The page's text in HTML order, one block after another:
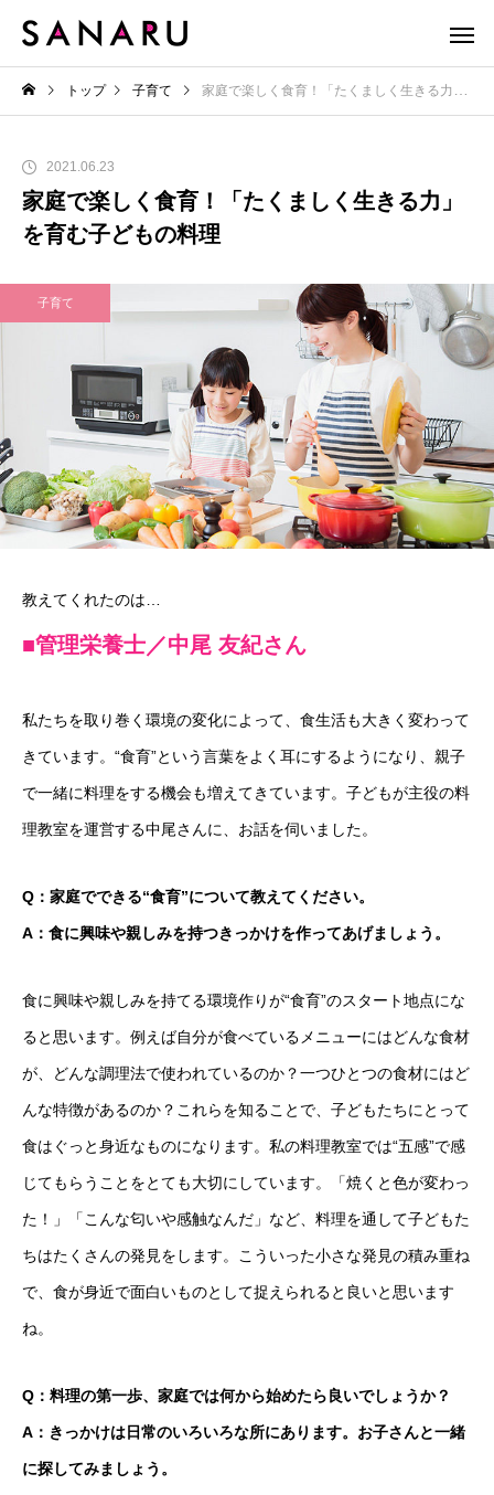
トップ 子育て 家庭で楽しく食育！「たくましく生きる力」を育む子どもの料理
2021.06.23
家庭で楽しく食育！「たくましく生きる力」
を育む子どもの料理
子育て
教えてくれたのは…
■管理栄養士／中尾 友紀さん
私たちを取り巻く環境の変化によって、食生活も大きく変わって
きています。“食育”という言葉をよく耳にするようになり、親子
で一緒に料理をする機会も増えてきています。子どもが主役の料
理教室を運営する中尾さんに、お話を伺いました。
Q：家庭でできる“食育”について教えてください。
A：食に興味や親しみを持つきっかけを作ってあげましょう。
食に興味や親しみを持てる環境作りが“食育”のスタート地点にな
ると思います。例えば自分が食べているメニューにはどんな食材
が、どんな調理法で使われているのか？一つひとつの食材にはど
んな特徴があるのか？これらを知ることで、子どもたちにとって
食はぐっと身近なものになります。私の料理教室では“五感”で感
じてもらうことをとても大切にしています。「焼くと色が変わっ
た！」「こんな匂いや感触なんだ」など、料理を通して子どもた
ちはたくさんの発見をします。こういった小さな発見の積み重ね
で、食が身近で面白いものとして捉えられると良いと思います
ね。
Q：料理の第一歩、家庭では何から始めたら良いでしょうか？
A：きっかけは日常のいろいろな所にあります。お子さんと一緒
に探してみましょう。